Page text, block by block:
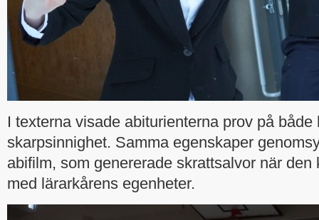
I texterna visade abiturienterna prov på både
skarpsinnighet. Samma egenskaper
abifilm, som genererade skrattsalvor när den
med lärarkårens egenheter.